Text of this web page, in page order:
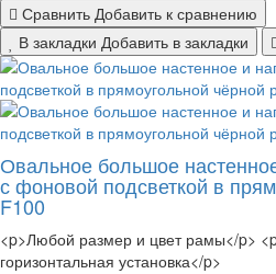
Сравнить Добавить к сравнению
В закладки Добавить в закладки
Овальное большое
с фоновой подсветкой в
F100
<p>Любой размер и цвет рамы</p>
горизонтальная установка</p>